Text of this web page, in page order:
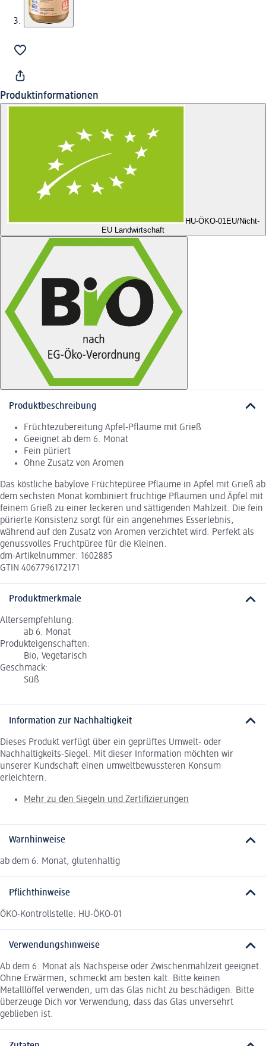
Produktinformationen
HU-ÖKO-01EU/Nicht-
EU Landwirtschaft
Produktbeschreibung
Früchtezubereitung Apfel-Pflaume mit Grieß
Geeignet ab dem 6. Monat
Fein püriert
Ohne Zusatz von Aromen
Das köstliche babylove Früchtepüree Pflaume in Apfel mit Grieß ab
dem sechsten Monat kombiniert fruchtige Pflaumen und Äpfel mit
feinem Grieß zu einer leckeren und sättigenden Mahlzeit. Die fein
pürierte Konsistenz sorgt für ein angenehmes Esserlebnis,
während auf den Zusatz von Aromen verzichtet wird. Perfekt als
genussvolles Fruchtpüree für die Kleinen.
dm-Artikelnummer: 1602885
GTIN 4067796172171
Produktmerkmale
Altersempfehlung:
ab 6. Monat
Produkteigenschaften:
Bio, Vegetarisch
Geschmack:
Süß
Information zur Nachhaltigkeit
Dieses Produkt verfügt über ein geprüftes Umwelt- oder
Nachhaltigkeits-Siegel. Mit dieser Information möchten wir
unserer Kundschaft einen umweltbewussteren Konsum
erleichtern.
Mehr zu den Siegeln und Zertifizierungen
Warnhinweise
ab dem 6. Monat, glutenhaltig
Pflichthinweise
ÖKO-Kontrollstelle: HU-ÖKO-01
Verwendungshinweise
Ab dem 6. Monat als Nachspeise oder Zwischenmahlzeit geeignet.
Ohne Erwärmen, schmeckt am besten kalt. Bitte keinen
Metalllöffel verwenden, um das Glas nicht zu beschädigen. Bitte
überzeuge Dich vor Verwendung, dass das Glas unversehrt
geblieben ist.